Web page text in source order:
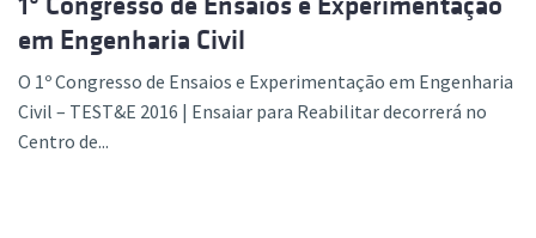
em Engenharia Civil
O 1º Congresso de Ensaios e Experimentação em Engenharia
Civil – TEST&E 2016 | Ensaiar para Reabilitar decorrerá no
Centro de...